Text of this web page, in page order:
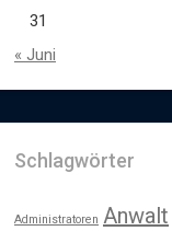
31
« Juni
Schlagwörter
Administratoren Anwalt